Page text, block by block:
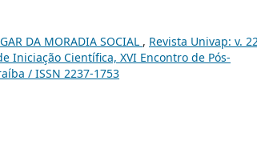
DA MORADIA SOCIAL , Revista Univap: v.
Iniciação Científica, XVI Encontro de Pós-
/ ISSN 2237-1753